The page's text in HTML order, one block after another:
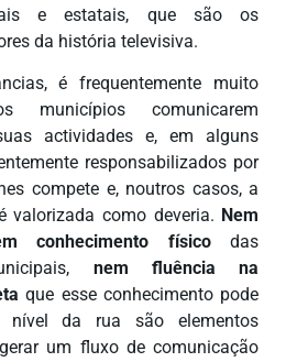
e estatais, que são os
da história televisiva.
é frequentemente muito
comunicarem
actividades e, em alguns
responsabilizados por
compete e, noutros casos, a
valorizada como deveria. Nem
conhecimento físicodas
nem fluência na
que esse conhecimento pode
nível da rua são elementos
um fluxo de comunicação